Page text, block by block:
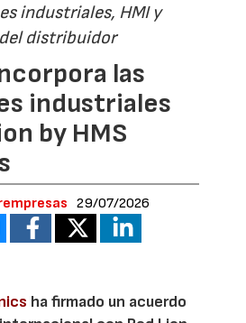
industriales, HMI y
distribuidor
las
industriales
by HMS
29/07/2026
ha firmado un acuerdo